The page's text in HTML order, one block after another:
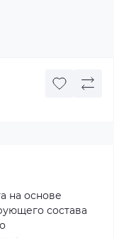
на основе
состава